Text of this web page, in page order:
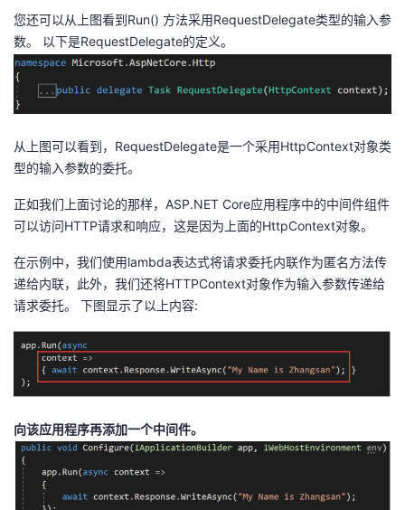
您还可以从上图看到Run() 方法采用RequestDelegate类型的输入参
数。 以下是RequestDelegate的定义。
从上图可以看到，RequestDelegate是一个采用HttpContext对象类
型的输入参数的委托。
正如我们上面讨论的那样， ASP.NET Core应用程序中的中间件组件
可以访问HTTP请求和响应，这是因为上面的HttpContext对象。
在示例中，我们使用lambda表达式将请求委托内联作为匿名方法传
递给内联，此外，我们还将HTTPContext对象作为输入参数传递给
请求委托。 下图显示了以上内容:
向该应用程序再添加一个中间件。